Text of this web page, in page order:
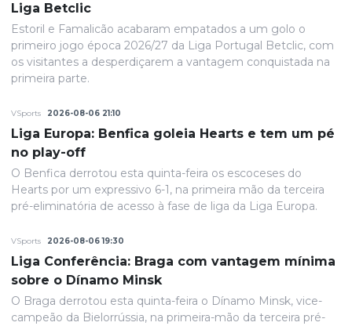
Liga Betclic
Estoril e Famalicão acabaram empatados a um golo o
primeiro jogo época 2026/27 da Liga Portugal Betclic, com
os visitantes a desperdiçarem a vantagem conquistada na
primeira parte.
VSports 2026-08-06 21:10
Liga Europa: Benfica goleia Hearts e tem um pé
no play-off
O Benfica derrotou esta quinta-feira os escoceses do
Hearts por um expressivo 6-1, na primeira mão da terceira
pré-eliminatória de acesso à fase de liga da Liga Europa.
VSports 2026-08-06 19:30
Liga Conferência: Braga com vantagem mínima
sobre o Dínamo Minsk
O Braga derrotou esta quinta-feira o Dínamo Minsk, vice-
campeão da Bielorrússia, na primeira-mão da terceira pré-